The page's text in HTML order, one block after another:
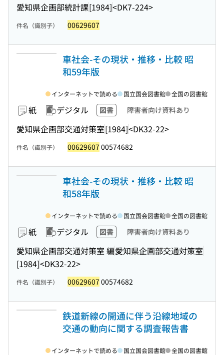
愛知県企画部統計課[1984]<DK7-224>
件名（識別子） 00629607
車社会-その現状・推移・比較 昭
和59年版
紙 デジタル 図書 障害者向け資料あり
愛知県企画部交通対策室[1984]<DK32-22>
インターネットで読める 国立国会図書館 全国の図書館
件名（識別子） 00629607 00574682
車社会-その現状・推移・比較 昭
和58年版
紙 デジタル 図書 障害者向け資料あり
愛知県企画部交通対策室 編愛知県企画部交通対策室
[1984]<DK32-22>
インターネットで読める 国立国会図書館 全国の図書館
件名（識別子） 00629607 00574682
鉄道新線の開通に伴う沿線地域の
交通の動向に関する調査報告書
インターネットで読める 国立国会図書館 全国の図書館